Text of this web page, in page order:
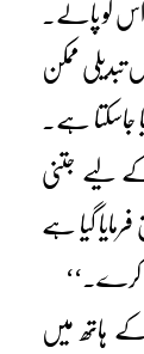
کو پالے۔
ممکن
ہے۔
لیے جتنی
گیا ہے
کرے۔‘‘
ہاتھ میں